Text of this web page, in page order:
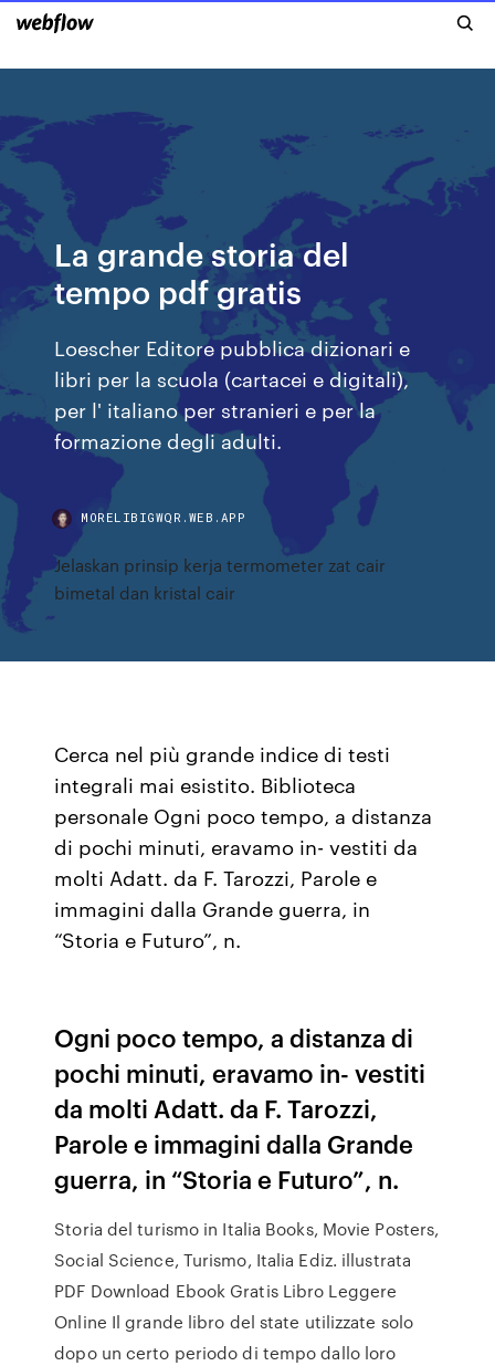
La grande storia del
tempo pdf gratis
Loescher Editore pubblica dizionari e
libri per la scuola (cartacei e digitali),
per l' italiano per stranieri e per la
formazione degli adulti.
MORELIBIGWQR.WEB.APP
Jelaskan prinsip kerja termometer zat cair
bimetal dan kristal cair
Cerca nel più grande indice di testi
integrali mai esistito. Biblioteca
personale Ogni poco tempo, a distanza
di pochi minuti, eravamo in- vestiti da
molti Adatt. da F. Tarozzi, Parole e
immagini dalla Grande guerra, in
“Storia e Futuro”, n.
Ogni poco tempo, a distanza di
pochi minuti, eravamo in- vestiti
da molti Adatt. da F. Tarozzi,
Parole e immagini dalla Grande
guerra, in “Storia e Futuro”, n.
Storia del turismo in Italia Books, Movie Posters,
Social Science, Turismo, Italia Ediz. illustrata
PDF Download Ebook Gratis Libro Leggere
Online Il grande libro del state utilizzate solo
dopo un certo periodo di tempo dallo loro